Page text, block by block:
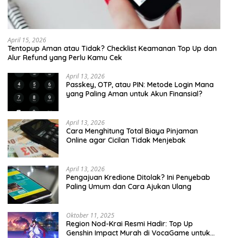
April 15, 2026
Tentopup Aman atau Tidak? Checklist Keamanan Top Up dan
Alur Refund yang Perlu Kamu Cek
April 13, 2026
Passkey, OTP, atau PIN: Metode Login Mana
yang Paling Aman untuk Akun Finansial?
April 13, 2026
Cara Menghitung Total Biaya Pinjaman
Online agar Cicilan Tidak Menjebak
April 13, 2026
Pengajuan Kredione Ditolak? Ini Penyebab
Paling Umum dan Cara Ajukan Ulang
Oktober 11, 2025
Region Nod-Krai Resmi Hadir: Top Up
Genshin Impact Murah di VocaGame untuk